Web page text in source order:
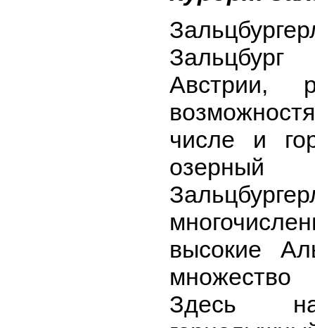
Австрии,
числе и
высокие
множество
Здесь